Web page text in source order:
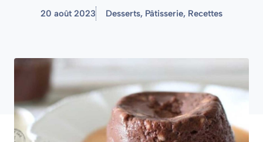
20 août 2023 Desserts, Pâtisserie, Recettes